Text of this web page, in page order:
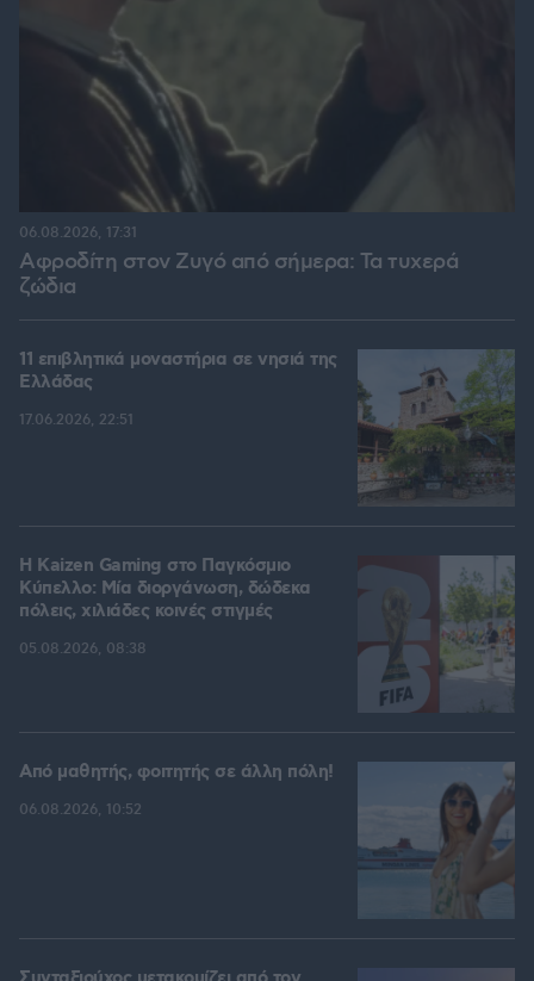
Αφροδίτη στον Ζυγό από σήμερα: Τα τυχερά
ζώδια
06.08.2026, 17:31
11 επιβλητικά μοναστήρια σε νησιά της
Ελλάδας
17.06.2026, 22:51
H Kaizen Gaming στο Παγκόσμιο
Kύπελλο: Μία διοργάνωση, δώδεκα
πόλεις, χιλιάδες κοινές στιγμές
05.08.2026, 08:38
Από μαθητής, φοιτητής σε άλλη πόλη!
06.08.2026, 10:52